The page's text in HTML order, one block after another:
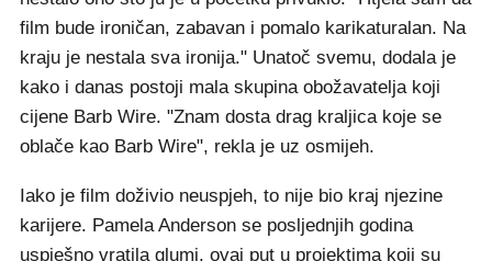
film bude ironičan, zabavan i pomalo karikaturalan. Na
kraju je nestala sva ironija." Unatoč svemu, dodala je
kako i danas postoji mala skupina obožavatelja koji
cijene Barb Wire. "Znam dosta drag kraljica koje se
oblače kao Barb Wire", rekla je uz osmijeh.
Iako je film doživio neuspjeh, to nije bio kraj njezine
karijere. Pamela Anderson se posljednjih godina
uspješno vratila glumi, ovaj put u projektima koji su